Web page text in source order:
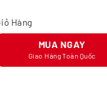
Hàng
MUA NGAY
Giao Hàng Toàn Quốc